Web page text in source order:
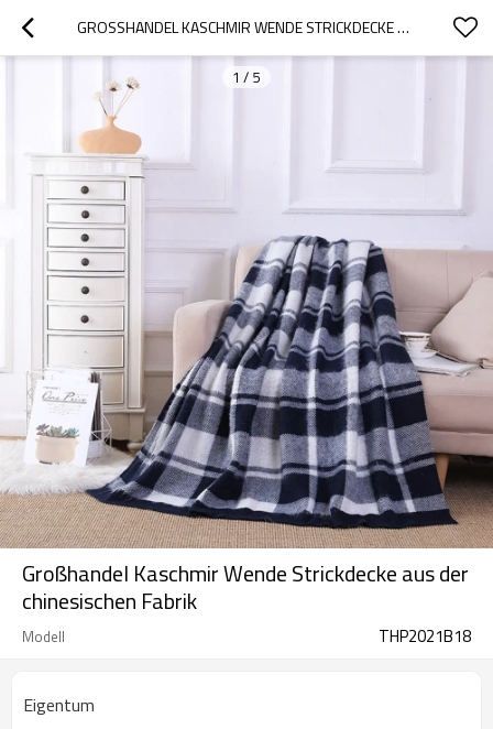
GROSSHANDEL KASCHMIR WENDE STRICKDECKE AUS DER CHINESISCHEN FABRIK
1 / 5
Großhandel Kaschmir Wende Strickdecke aus der
chinesischen Fabrik
Modell THP2021B18
Eigentum